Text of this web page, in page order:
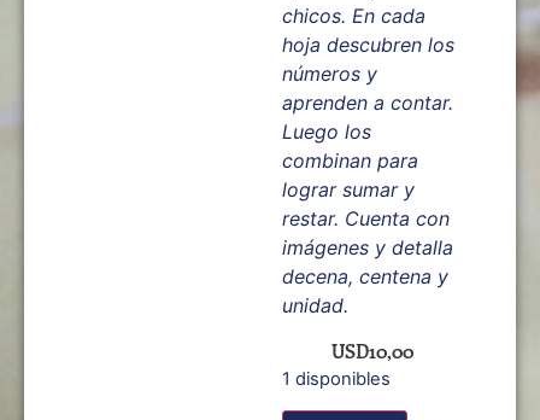
chicos. En cada
hoja descubren los
números y
aprenden a contar.
Luego los
combinan para
lograr sumar y
restar. Cuenta con
imágenes y detalla
decena, centena y
unidad.
USD10,00
1 disponibles